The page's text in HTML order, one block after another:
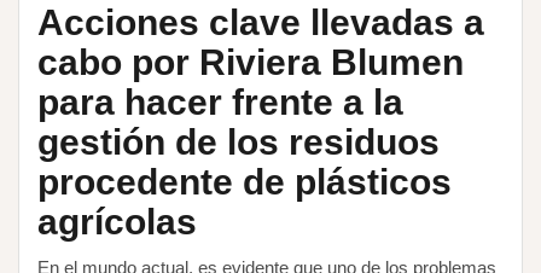
Acciones clave llevadas a
cabo por Riviera Blumen
para hacer frente a la
gestión de los residuos
procedente de plásticos
agrícolas
En el mundo actual, es evidente que uno de los problemas